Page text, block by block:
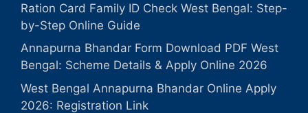
Ration Card Family ID Check West Bengal: Step-
by-Step Online Guide
Annapurna Bhandar Form Download PDF West
Bengal: Scheme Details & Apply Online 2026
West Bengal Annapurna Bhandar Online Apply
2026: Registration Link